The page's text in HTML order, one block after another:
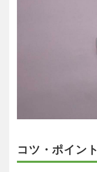
コツ・ポイント